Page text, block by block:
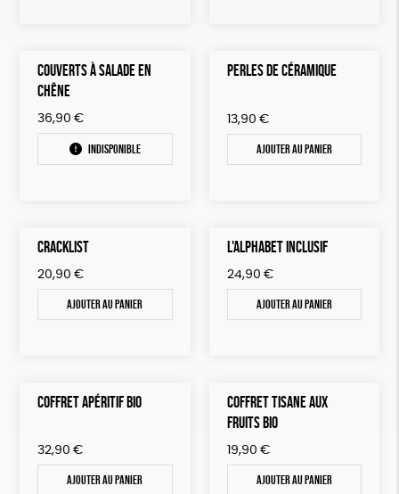
COUVERTS À SALADE EN
CHÊNE
36,90 €
Indisponible
PERLES DE CÉRAMIQUE
13,90 €
Ajouter au panier
CRACKLIST
20,90 €
Ajouter au panier
L'ALPHABET INCLUSIF
24,90 €
Ajouter au panier
COFFRET APÉRITIF BIO
32,90 €
Ajouter au panier
COFFRET TISANE AUX
FRUITS BIO
19,90 €
Ajouter au panier